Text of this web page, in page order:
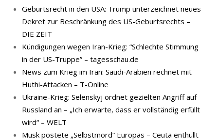
Geburtsrecht in den USA: Trump unterzeichnet neues
Dekret zur Beschränkung des US-Geburtsrechts –
DIE ZEIT
Kündigungen wegen Iran-Krieg: “Schlechte Stimmung
in der US-Truppe” – tagesschau.de
News zum Krieg im Iran: Saudi-Arabien rechnet mit
Huthi-Attacken – T-Online
Ukraine-Krieg: Selenskyj ordnet gezielten Angriff auf
Russland an – „Ich erwarte, dass er vollständig erfüllt
wird“ – WELT
Musk postete „Selbstmord“ Europas – Ceuta enthüllt